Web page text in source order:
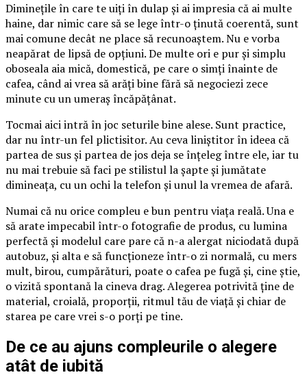
Diminețile în care te uiți în dulap și ai impresia că ai multe
haine, dar nimic care să se lege într-o ținută coerentă, sunt
mai comune decât ne place să recunoaștem. Nu e vorba
neapărat de lipsă de opțiuni. De multe ori e pur și simplu
oboseala aia mică, domestică, pe care o simți înainte de
cafea, când ai vrea să arăți bine fără să negociezi zece
minute cu un umeraș încăpățânat.
Tocmai aici intră în joc seturile bine alese. Sunt practice,
dar nu într-un fel plictisitor. Au ceva liniștitor în ideea că
partea de sus și partea de jos deja se înțeleg între ele, iar tu
nu mai trebuie să faci pe stilistul la șapte și jumătate
dimineața, cu un ochi la telefon și unul la vremea de afară.
Numai că nu orice compleu e bun pentru viața reală. Una e
să arate impecabil într-o fotografie de produs, cu lumina
perfectă și modelul care pare că n-a alergat niciodată după
autobuz, și alta e să funcționeze într-o zi normală, cu mers
mult, birou, cumpărături, poate o cafea pe fugă și, cine știe,
o vizită spontană la cineva drag. Alegerea potrivită ține de
material, croială, proporții, ritmul tău de viață și chiar de
starea pe care vrei s-o porți pe tine.
De ce au ajuns compleurile o alegere
atât de iubită